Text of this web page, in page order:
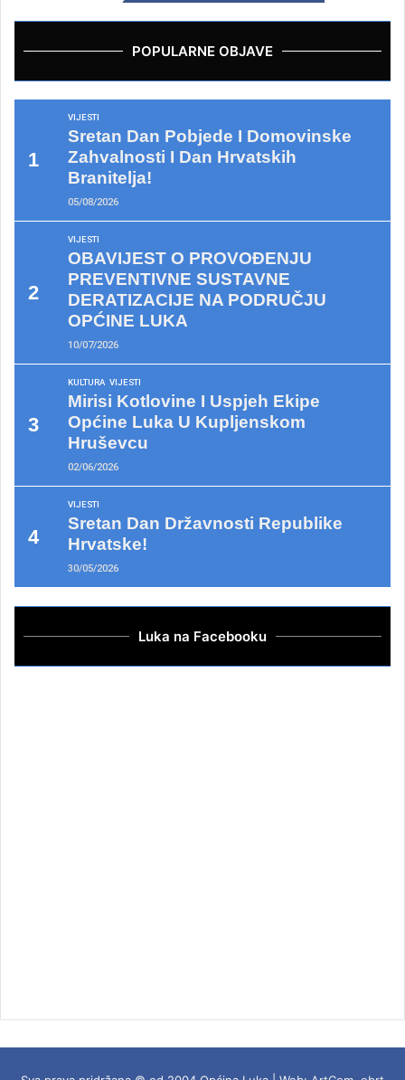
POPULARNE OBJAVE
VIJESTI
Sretan Dan Pobjede I Domovinske
Zahvalnosti I Dan Hrvatskih
Branitelja!
05/08/2026
VIJESTI
OBAVIJEST O PROVOĐENJU
PREVENTIVNE SUSTAVNE
DERATIZACIJE NA PODRUČJU
OPĆINE LUKA
10/07/2026
KULTURA VIJESTI
Mirisi Kotlovine I Uspjeh Ekipe
Općine Luka U Kupljenskom
Hruševcu
02/06/2026
VIJESTI
Sretan Dan Državnosti Republike
Hrvatske!
30/05/2026
Luka na Facebooku